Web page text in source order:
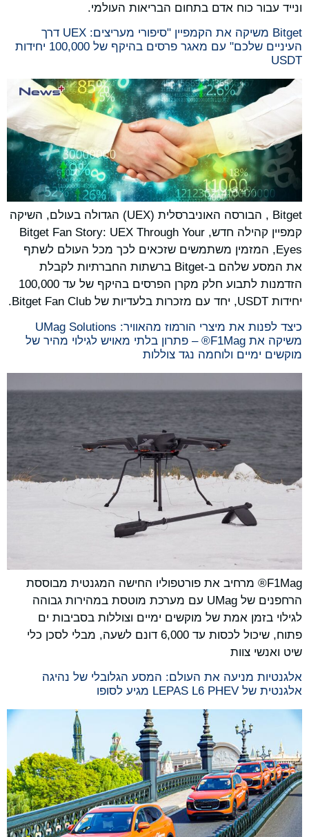
ונייד עבור כוח אדם בתחום הבריאות העולמי.
Bitget משיקה את הקמפיין "סיפורי מעריצים: UEX דרך
העיניים שלכם" עם מאגר פרסים בהיקף של 100,000 יחידות
USDT
Bitget , הבורסה האוניברסלית (UEX) הגדולה בעולם, השיקה
קמפיין קהילה חדש, Bitget Fan Story: UEX Through Your
Eyes, המזמין משתמשים שזכאים לכך מכל העולם לשתף
את המסע שלהם ב-Bitget ברשתות החברתיות לקבלת
הזדמנות לתבוע חלק מקרן הפרסים בהיקף של עד 100,000
יחידות USDT, יחד עם מזכרות בלעדיות של Bitget Fan Club.
כיצד לפנות את מיצרי הורמוז מהאוויר: UMag Solutions
משיקה את F1Mag® – פתרון בלתי מאויש לגילוי מהיר של
מוקשים ימיים ולוחמה נגד צוללות
F1Mag® מרחיב את פורטפוליו החישה המגנטית מבוססת
הרחפנים של UMag עם מערכת מוטסת במהירות גבוהה
לגילוי בזמן אמת של מוקשים ימיים וצוללות בסביבות ים
פתוח, שיכול לכסות עד 6,000 דונם לשעה, מבלי לסכן כלי
שיט ואנשי צוות
אלגנטיות מניעה את העולם: המסע הגלובלי של נהיגה
אלגנטית של LEPAS L6 PHEV מגיע לסופו